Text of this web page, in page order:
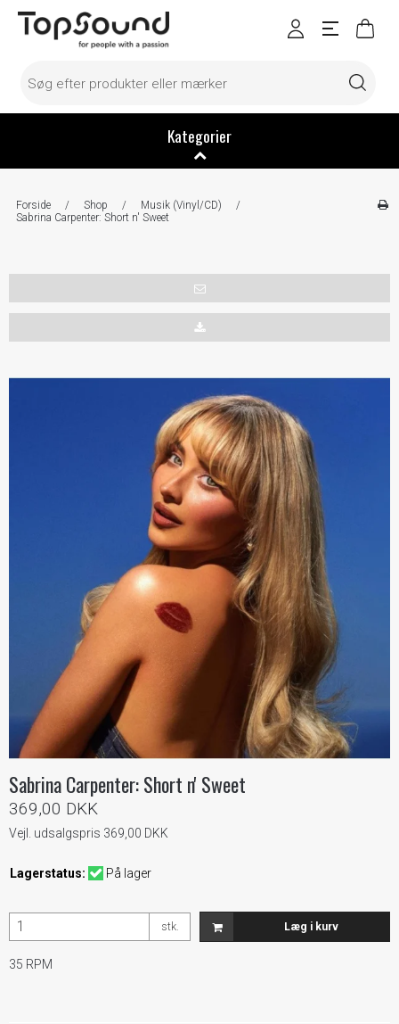
Kategorier
Forside / Shop / Musik (Vinyl/CD)
/
Sabrina Carpenter: Short n' Sweet
Sabrina Carpenter: Short n' Sweet
369,00 DKK
Vejl. udsalgspris 369,00 DKK
Lagerstatus: På lager
stk. Læg i kurv
35 RPM